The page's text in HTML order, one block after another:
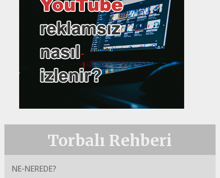
Torbalı Rehberi
NE-NEREDE?